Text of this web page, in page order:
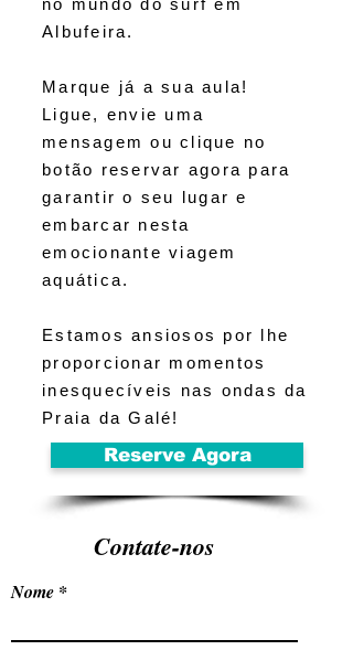
no mundo do surf em
Albufeira.
Marque já a sua aula!
Ligue, envie uma
mensagem ou clique no
botão reservar agora para
garantir o seu lugar e
embarcar nesta
emocionante viagem
aquática.
Estamos ansiosos por lhe
proporcionar momentos
inesquecíveis nas ondas da
Praia da Galé!
Reserve Agora
Contate-nos
Nome